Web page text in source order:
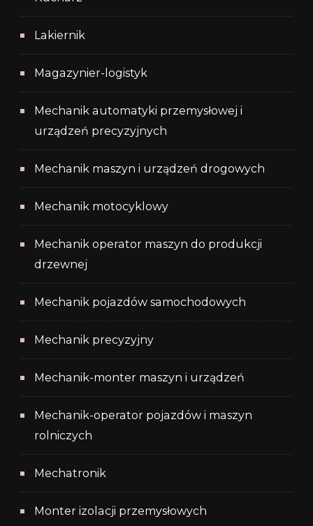
Lakiernik
Magazynier-logistyk
Mechanik automatyki przemysłowej i
urządzeń precyzyjnych
Mechanik maszyn i urządzeń drogowych
Mechanik motocyklowy
Mechanik operator maszyn do produkcji
drzewnej
Mechanik pojazdów samochodowych
Mechanik precyzyjny
Mechanik-monter maszyn i urządzeń
Mechanik-operator pojazdów i maszyn
rolniczych
Mechatronik
Monter izolacji przemysłowych